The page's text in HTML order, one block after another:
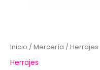
Inicio / Mercería / Herrajes
Herrajes